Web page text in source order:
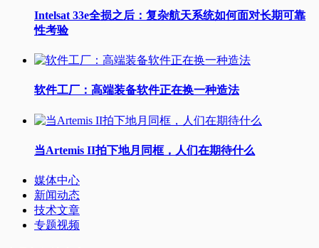
Intelsat 33e全损之后：复杂航天系统如何面对长期可靠
性考验
软件工厂：高端装备软件正在换一种造法
当Artemis II拍下地月同框，人们在期待什么
媒体中心
新闻动态
技术文章
专题视频